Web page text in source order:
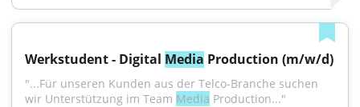
Werkstudent - Digital Media Production (m/w/d)
"...Für unseren Kunden aus der Telco-Branche suchen
wir Unterstützung im Team Media Production..."